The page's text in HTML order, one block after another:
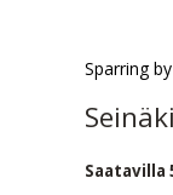
Sparring
Saatavilla